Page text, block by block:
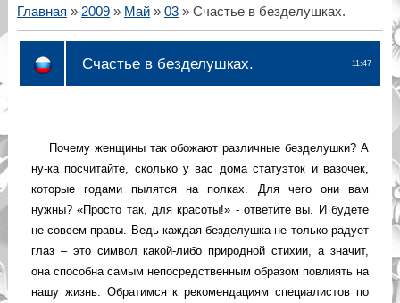
Главная » 2009 » Май » 03» Cчастье в безделушках.
11:47
Cчастье в безделушках.
Почему женщины так обожают различные безделушки? А
ну-ка посчитайте, сколько у вас дома статуэток и вазочек,
которые годами пылятся на полках. Для чего они вам
нужны? «Просто так, для красоты!» - ответите вы. И будете
не совсем правы. Ведь каждая безделушка не только радует
глаз – это символ какой-либо природной стихии, а значит,
она способна самым непосредственным образом повлиять на
нашу жизнь. Обратимся к рекомендациям специалистов по